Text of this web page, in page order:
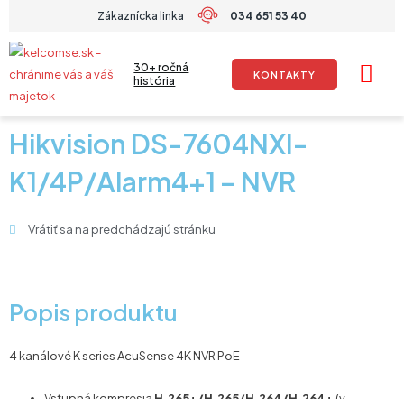
obsah
Zákaznícka linka 034 651 53 40
30+ ročná
história
KONTAKTY
Hikvision DS-7604NXI-
K1/4P/Alarm4+1 – NVR
Vrátiť sa na predchádzajú stránku
Popis produktu
4 kanálové K series AcuSense 4K NVR PoE